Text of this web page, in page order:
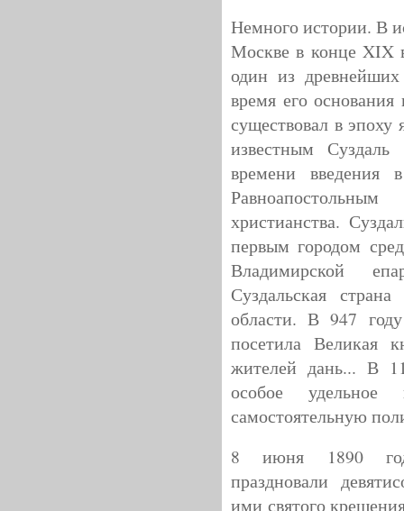
Немного истории. В
Москве в конце XIX
один из древнейших
время его
существовал в эпоху
известным
времени введения
христианства.
первым городом
Владимирской
Суздальская
области. В 947 году
посетила Великая
жителей дань... В
особое
самостоятельную
8 июня 1890
праздновали
ими святого